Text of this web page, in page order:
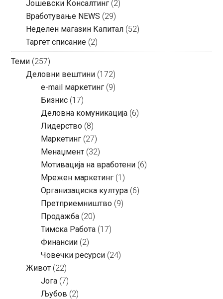
Јошевски Консалтинг (2)
Вработување NEWS (29)
Неделен магазин Капитал (52)
Таргет списание (2)
Теми (257)
Деловни вештини (172)
e-mail маркетинг (9)
Бизнис (17)
Деловна комуникација (6)
Лидерство (8)
Маркетинг (27)
Менаџмент (32)
Мотивација на вработени (6)
Мрежен маркетинг (1)
Организациска култура (6)
Претприемништво (9)
Продажба (20)
Тимска Работа (17)
Финансии (2)
Човечки ресурси (24)
Живот (22)
Јога (7)
Љубов (2)